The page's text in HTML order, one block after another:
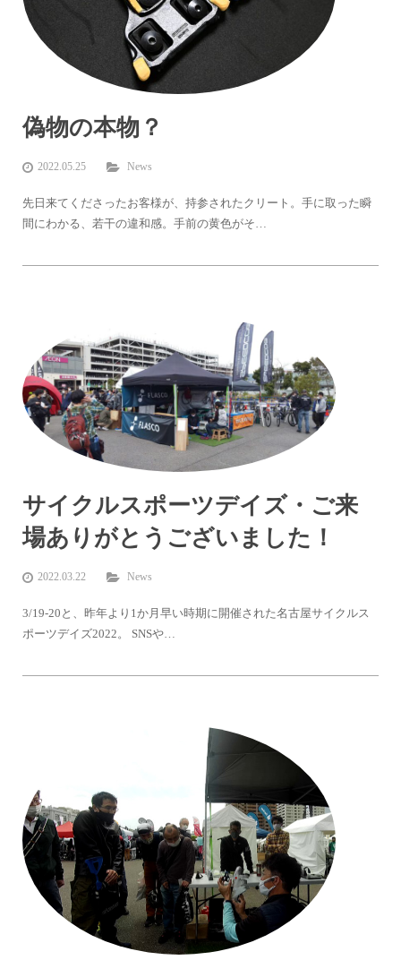
偽物の本物？
2022.05.25 News
先日来てくださったお客様が、持参されたクリート。手に取った瞬
間にわかる、若干の違和感。手前の黄色がそ…
サイクルスポーツデイズ・ご来
場ありがとうございました！
2022.03.22 News
3/19-20と、昨年より1か月早い時期に開催された名古屋サイクルス
ポーツデイズ2022。 SNSや…